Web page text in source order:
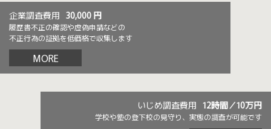
企業調査費用 30,000 円
履歴書不正の確認や虚偽申請などの
不正行為の証拠を低価格で収集します
MORE
いじめ調査費用 12時間／10万円
学校や塾の登下校の見守り、実態の調査が可能です